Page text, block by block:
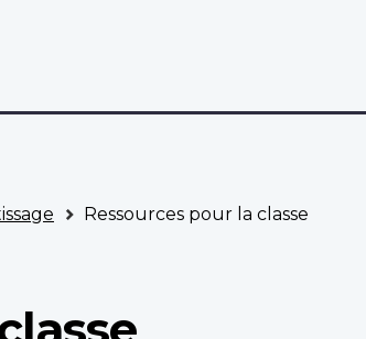
Ressources pour la classe